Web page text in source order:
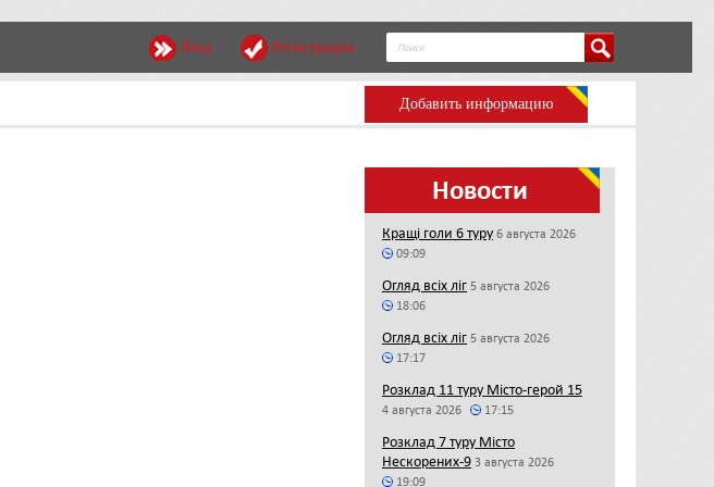
Вход Регистрация
Добавить информацию
Новости
Кращі голи 6 туру 6 августа 2026
09:09
Огляд всіх ліг 5 августа 2026
18:06
Огляд всіх ліг 5 августа 2026
17:17
Розклад 11 туру Місто-герой 15
4 августа 2026 17:15
Розклад 7 туру Місто
Нескорених-9 3 августа 2026
19:09